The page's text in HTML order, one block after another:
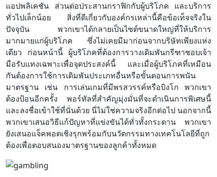
แอปพลิเคชัน ส่วนต่อประสานกราฟิกกับผู้บริโภค และบริการ
ทั่วไปเล็กน้อย สิ่งที่ดีเกี่ยวกับองค์กรเหล่านี้คือข้อเท็จจริงใน
ปัจจุบัน พวกเขาได้กลายเป็นไซต์ขนาดใหญ่ที่ให้บริการ
มากมายแก่ผู้บริโภค ซึ่งไม่เคยมีมาก่อนจากบริษัทเพียงแห่ง
เดียว ก่อนหน้านี้ ผู้บริโภคที่ต้องการวางเดิมพันกรีฑาชอบเจ้า
มือรับแทงเฉพาะเพื่อจุดประสงค์นี้ และเมื่อผู้บริโภคที่เหมือน
กันต้องการใช้การเดิมพันประเภทอื่นหรือขั้นตอนการพนัน
มาตรฐาน เช่น การเล่นเกมที่มีพรสวรรค์หรือบิงโก พวกเขา
ต้องป้อนอีกครั้ง พอร์ทัลที่สำคัญมุ่งมั่นที่จะดำเนินการพิเศษนี้
และลงชื่อเข้าใช้ที่นั่นด้วย นี่ไม่ใช่ความจริงอีกต่อไป นอกจากนี้
พวกเขาเสนอวิธีแก้ปัญหาที่แข่งขันได้ทั่วทั้งกระดาน พวกเขา
ยังเสนอแจ็คพอตเชิงรุกพร้อมกับนวัตกรรมทางเทคโนโลยีที่ถูก
ต้องเพื่อตอบสนองมาตรฐานของลูกค้าทั้งหมด